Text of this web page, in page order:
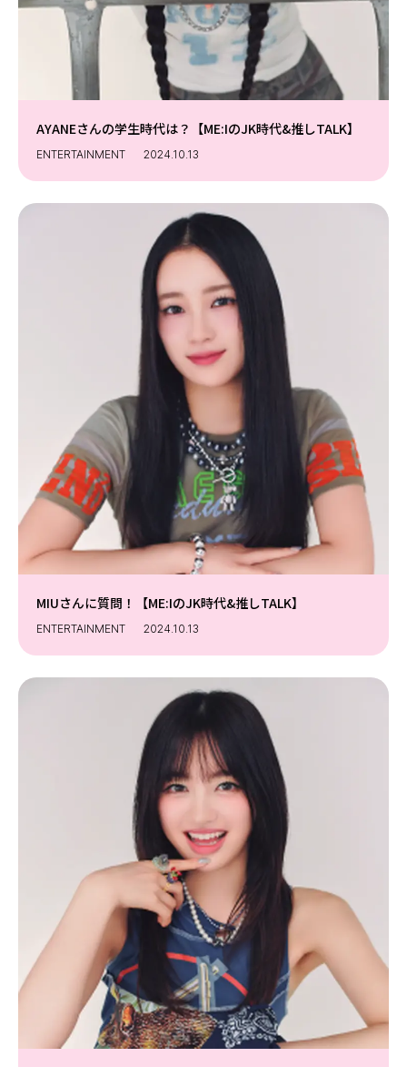
AYANEさんの学生時代は？【ME:IのJK時代&推しTALK】
ENTERTAINMENT 2024.10.13
MIUさんに質問！【ME:IのJK時代&推しTALK】
ENTERTAINMENT 2024.10.13